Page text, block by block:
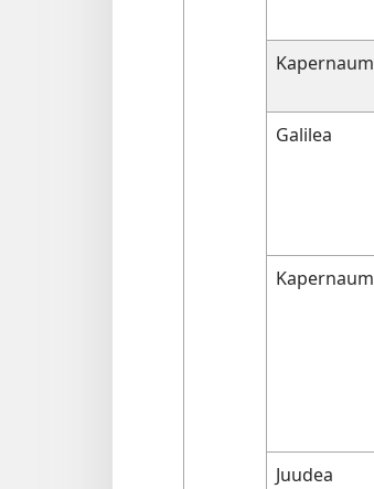
Kapernaum
Galilea
Kapernaum
Juudea